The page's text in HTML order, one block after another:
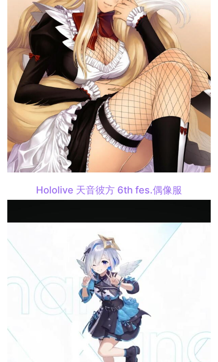
Hololive 天音彼方 6th fes.偶像服